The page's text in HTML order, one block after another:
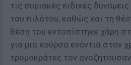
τις συριακές ειδικές
του πιλότου, καθώς και τη
θέση του εντοπίστηκε χάρη
για μια κούρσα ενάντια στον
τρομοκράτες τον